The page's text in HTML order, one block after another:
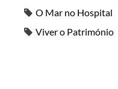
O Mar no Hospital
Viver o Património